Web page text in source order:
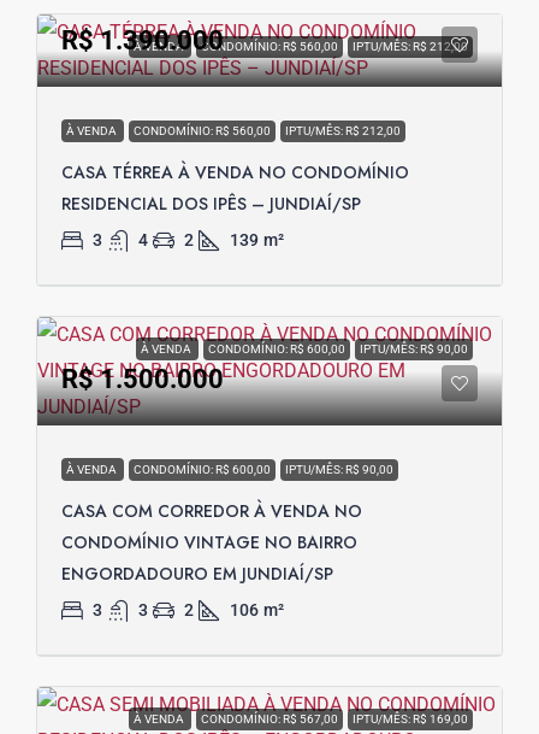
À VENDA CONDOMÍNIO: R$ 560,00 IPTU/MÊS: R$ 212,00
R$ 1.390.000
À VENDA CONDOMÍNIO: R$ 560,00 IPTU/MÊS: R$ 212,00
CASA TÉRREA À VENDA NO CONDOMÍNIO
RESIDENCIAL DOS IPÊS – JUNDIAÍ/SP
3 4 2 139 m²
À VENDA CONDOMÍNIO: R$ 600,00 IPTU/MÊS: R$ 90,00
R$ 1.500.000
À VENDA CONDOMÍNIO: R$ 600,00 IPTU/MÊS: R$ 90,00
CASA COM CORREDOR À VENDA NO
CONDOMÍNIO VINTAGE NO BAIRRO
ENGORDADOURO EM JUNDIAÍ/SP
3 3 2 106 m²
À VENDA CONDOMÍNIO: R$ 567,00 IPTU/MÊS: R$ 169,00